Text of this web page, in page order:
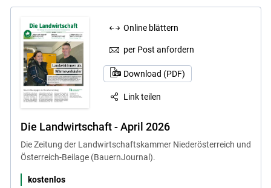
Online blättern
per Post anfordern
Download (PDF)
Link teilen
Die Landwirtschaft - April 2026
Die Zeitung der Landwirtschaftskammer Niederösterreich und
Österreich-Beilage (BauernJournal).
kostenlos